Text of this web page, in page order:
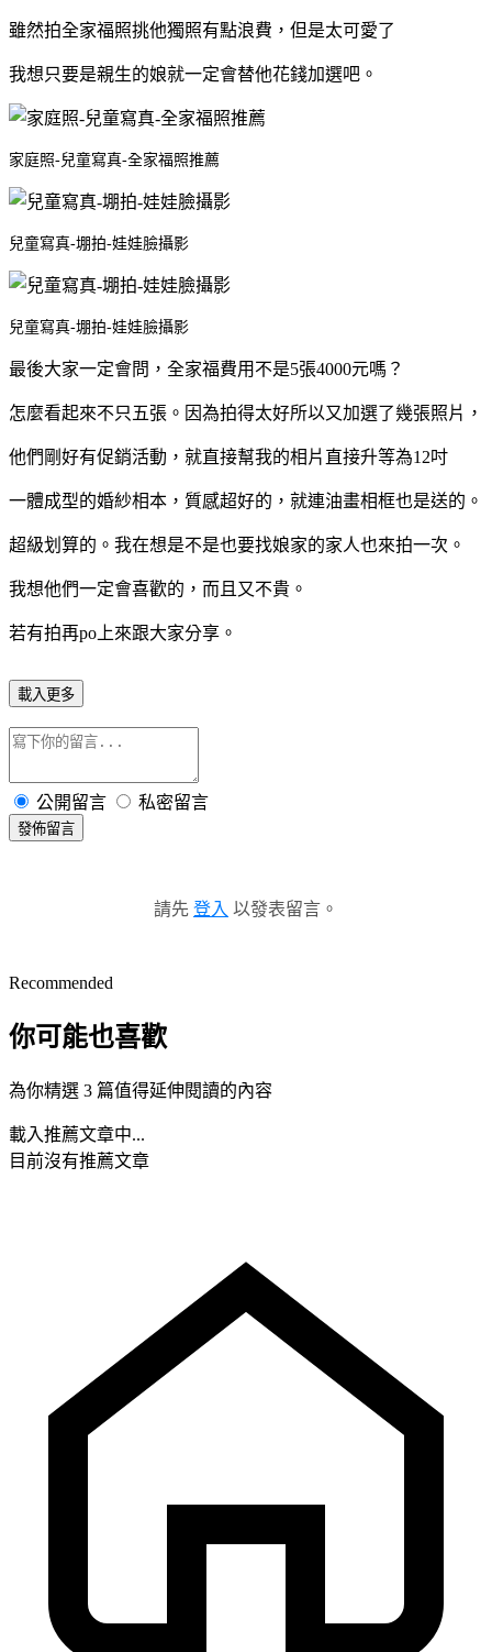
雖然拍全家福照挑他獨照有點浪費，但是太可愛了
我想只要是親生的娘就一定會替他花錢加選吧。
家庭照-兒童寫真-全家福照推薦
兒童寫真-堋拍-娃娃臉攝影
兒童寫真-堋拍-娃娃臉攝影
最後大家一定會問，全家福費用不是5張4000元嗎？
怎麼看起來不只五張。因為拍得太好所以又加選了幾張照片，
他們剛好有促銷活動，就直接幫我的相片直接升等為12吋
一體成型的婚紗相本，質感超好的，就連油畫相框也是送的。
超級划算的。我在想是不是也要找娘家的家人也來拍一次。
我想他們一定會喜歡的，而且又不貴。
若有拍再po上來跟大家分享。
載入更多
公開留言 私密留言
發佈留言
請先 登入 以發表留言。
Recommended
你可能也喜歡
為你精選 3 篇值得延伸閱讀的內容
載入推薦文章中...
目前沒有推薦文章